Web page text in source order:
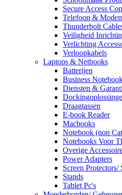
Secure Access
Telefoon &
Thunderbolt
Veiligheid
Verlichting
Verloopkabels
Laptops & Netbooks
Batterijen
Business
Diensten &
Draagtassen
E-book Reader
Macbooks
Notebook (non
Notebooks Voor
Overige
Power Adapters
Screen Protectors/
Stands
Tablet Pc's